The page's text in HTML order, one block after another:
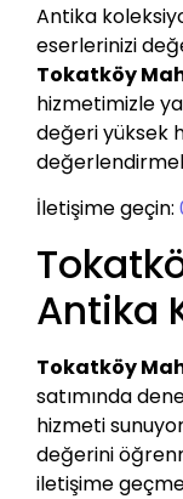
Antika
eserlerinizi
Tokatköy
hizmetimizle
değeri yüksek
İletişime geçin:
Antika
Tokatköy
satımında
hizmeti
değerini
iletişime